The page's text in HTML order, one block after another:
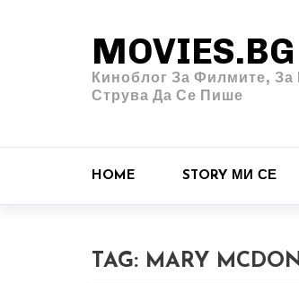
MOVIES.BG
Киноблог За Филмите, За
Струва Да Се Пише
HOME STORY МИ СЕ
TAG: MARY